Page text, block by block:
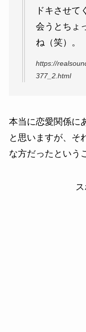
ドキさせて
会うとちょ
ね（笑）。
https://
377_2.html
本当に恋愛関係に
と思いますが、そ
な方だったという